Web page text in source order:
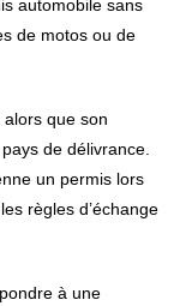
automobile sans
de motos ou de
que son
de délivrance.
un permis lors
règles d’échange
à une